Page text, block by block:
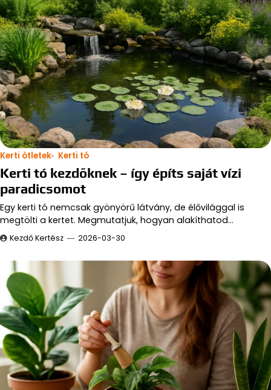
Kerti ötletek Kerti tó
Kerti tó kezdőknek – így építs saját vízi
paradicsomot
Egy kerti tó nemcsak gyönyörű látvány, de élővilággal is
megtölti a kertet. Megmutatjuk, hogyan alakíthatod…
Kezdő Kertész 2026-03-30